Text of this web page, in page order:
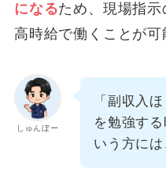
になるため、現場指
高時給で働くことが可
しゅんぼー
「副収入
を勉強す
いう方には